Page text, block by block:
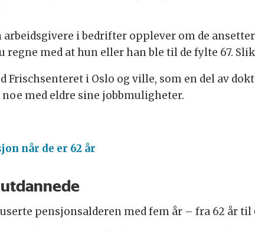
i bedrifter opplever om de
regne med at hun eller han ble til de fylte 67.
Frischsenteret i Oslo og ville, som en del av
med eldre sine jobbmuligheter.
når de er 62 år
pensjonsalderen med fem år – fra 62 år til